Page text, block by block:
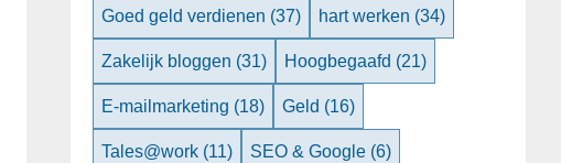
Goed geld verdienen (37) hart werken (34)
Zakelijk bloggen (31) Hoogbegaafd (21)
E-mailmarketing (18) Geld (16)
Tales@work (11) SEO & Google (6)